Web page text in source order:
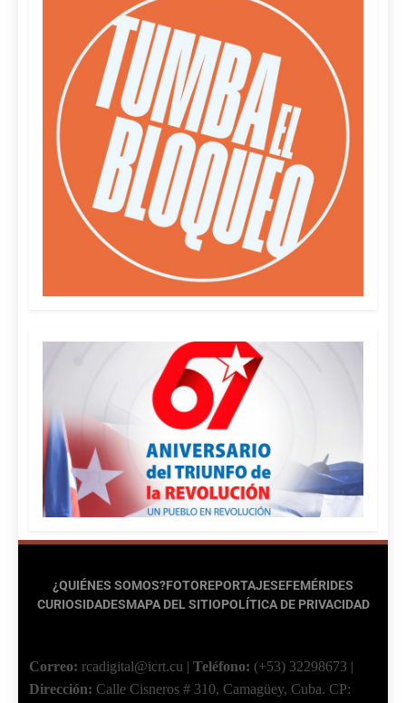
¿QUIÉNES SOMOS?FOTOREPORTAJESEFEMÉRIDES
CURIOSIDADESMAPA DEL SITIOPOLÍTICA DE PRIVACIDAD
Correo: rcadigital@icrt.cu | Teléfono: (+53) 32298673 |
Dirección: Calle Cisneros # 310, Camagüey, Cuba. CP: